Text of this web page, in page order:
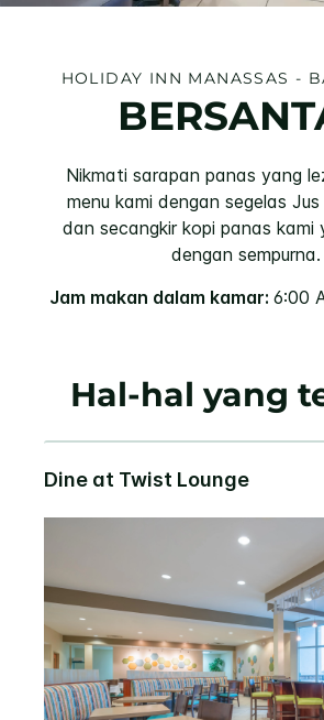
HOLIDAY INN MANASSAS -
Nikmati sarapan panas yang
menu kami dengan segelas Jus
dan secangkir kopi panas kami
dengan sempurna.
Jam makan dalam kamar:6:00
Hal-hal yang